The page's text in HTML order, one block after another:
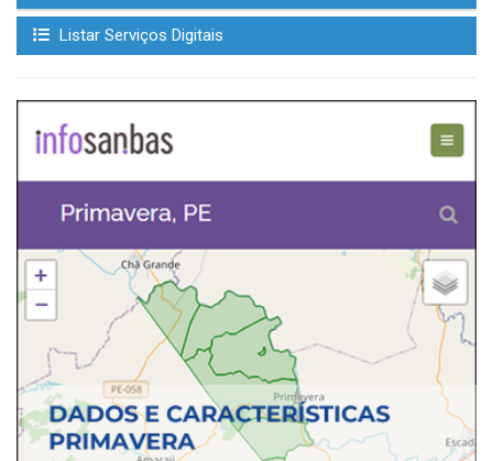
Listar Serviços Digitais